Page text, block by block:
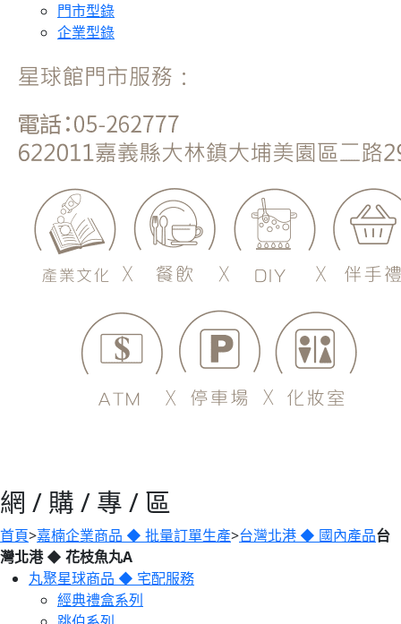
門市型錄
企業型錄
網 / 購 / 專 / 區
首頁>嘉楠企業商品 ◆ 批量訂單生產>台灣北港 ◆ 國內產品台
灣北港 ◆ 花枝魚丸A
丸聚星球商品 ◆ 宅配服務
經典禮盒系列